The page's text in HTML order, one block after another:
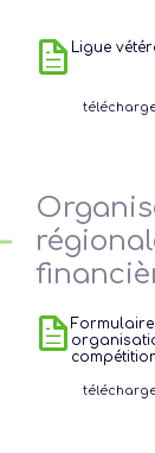
Ligue